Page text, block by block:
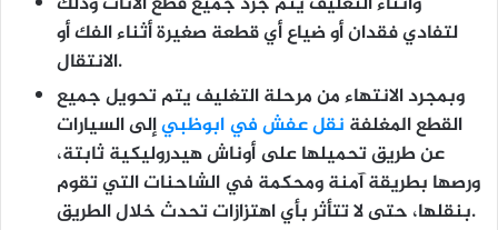
لتفادي فقدان أو ضياع أي قطعة صغيرة أثناء الفك أو
الانتقال.
وبمجرد الانتهاء من مرحلة التغليف يتم تحويل جميع
القطع المغلفة نقل عفش في ابوظبيإلى السيارات
عن طريق تحميلها على أوناش هيدروليكية ثابتة،
ورصها بطريقة آمنة ومحكمة في الشاحنات التي تقوم
بنقلها، حتى لا تتأثر بأي اهتزازات تحدث خلال الطريق.